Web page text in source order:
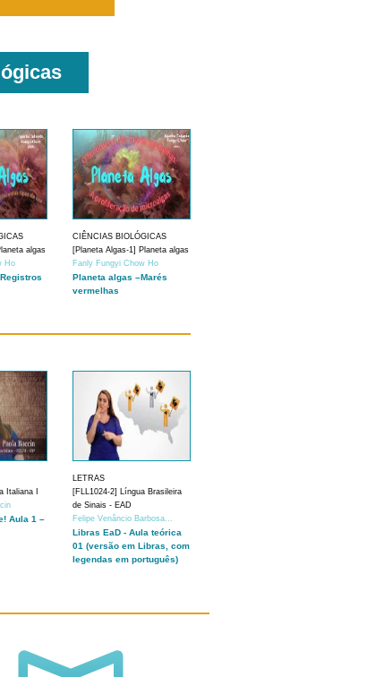
algas
Ho
CIÊNCIAS BIOLÓGICAS
[Planeta Algas-1] Planeta algas
Fanly Fungyi Chow Ho
Planeta algas –Marés
vermelhas
Italiana I
Aula 1 –
LETRAS
[FLL1024-2] Língua Brasileira
de Sinais - EAD
Felipe Venâncio Barbosa...
Libras EaD - Aula teórica
01 (versão em Libras, com
legendas em português)